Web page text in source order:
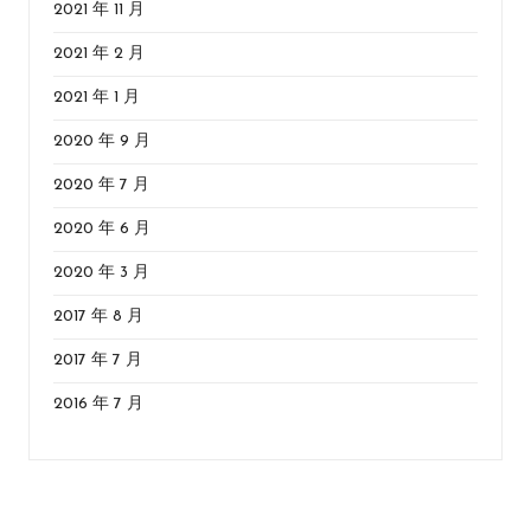
2021 年 11 月
2021 年 2 月
2021 年 1 月
2020 年 9 月
2020 年 7 月
2020 年 6 月
2020 年 3 月
2017 年 8 月
2017 年 7 月
2016 年 7 月